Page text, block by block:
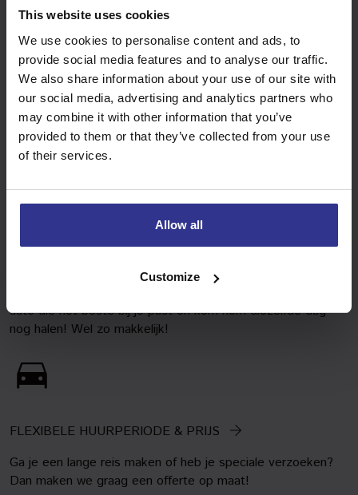
This website uses cookies
We use cookies to personalise content and ads, to
provide social media features and to analyse our traffic.
We also share information about your use of our site with
our social media, advertising and analytics partners who
may combine it with other information that you’ve
provided to them or that they’ve collected from your use
of their services.
Allow all
Customize
BEL ONS!
Van Gent Autoverhuur staat altijd voor je paraat. Neem
vrijblijvend contact met ons op zodat wij al je vragen kunnen
beantwoorden!
auto die het beste bij je past en kom hem diezelfde dag
nog halen! Wel zo makkelijk!
FLEXIBELE HUURPERIODE & PRIJS
Ga je een lange reis maken of heb je speciale verzoeken?
Dan maken we graag een offerte op maat!